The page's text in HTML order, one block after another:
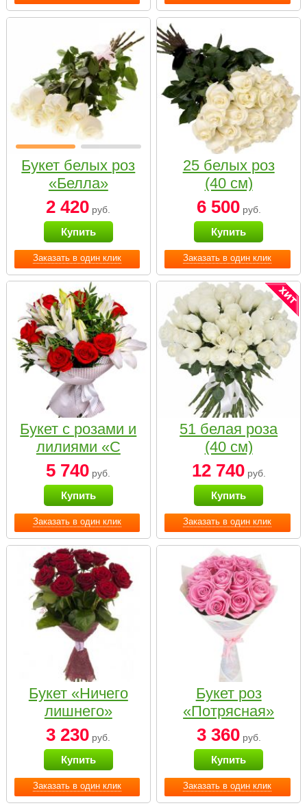
Заказать в один клик
Букет белых роз
«Белла»
2 420 руб.
Купить
Заказать в один клик
25 белых роз
(40 см)
6 500руб.
Купить
Заказать в один клик
Букет с розами и
лилиями «С
наилучшими
пожеланиями»
5 740 руб.
Купить
Заказать в один клик
51 белая роза
(40 см)
12 740руб.
Купить
Заказать в один клик
Букет «Ничего
лишнего»
3 230 руб.
Купить
Заказать в один клик
Букет роз
«Потрясная»
3 360руб.
Купить